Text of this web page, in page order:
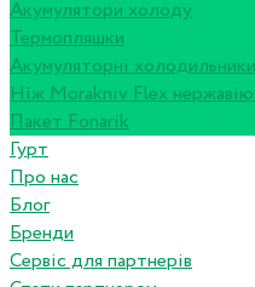
Акумулятори холоду
Термопляшки
Акумуляторні холодильники
Ніж Morakniv Flex
Пакет Fonarik
Гурт
Про нас
Блог
Бренди
Сервіс для партнерів